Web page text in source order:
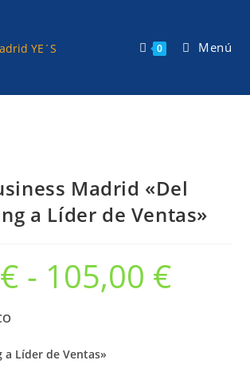
0 Menú
Madrid «Del
a Líder de Ventas»
€ - 105,00 €
a Líder de Ventas»